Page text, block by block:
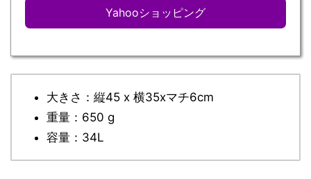
Yahooショッピング
大きさ：縦45 x 横35xマチ6cm
重量：650 g
容量：34L